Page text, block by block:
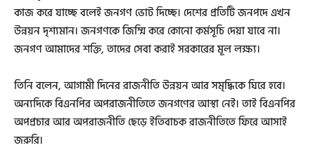
কাজ করে যাচ্ছে বলেই জনগণ ভোট দিচ্ছে। দেশের প্রতিটি জনপদে এখন
উন্নয়ন দৃশ্যমান। জনগণকে জিম্মি করে কোনো কর্মসূচি দেয়া যাবে না।
জনগণ আমাদের শক্তি, তাদের সেবা করাই সরকারের মূল লক্ষ্য।
তিনি বলেন, আগামী দিনের রাজনীতি উন্নয়ন আর সমৃদ্ধিকে ঘিরে হবে।
অন্যদিকে বিএনপির অপরাজনীতিতে জনগণের আস্থা নেই। তাই বিএনপির
অপপ্রচার আর অপরাজনীতি ছেড়ে ইতিবাচক রাজনীতিতে ফিরে আসাই
জরুরি।